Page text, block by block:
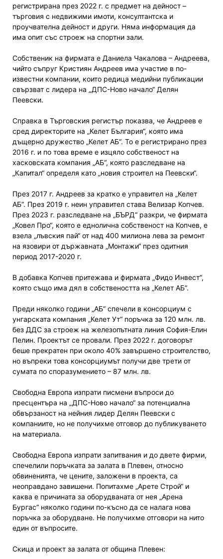
регистрирана през 2022 г. с предмет на дейност –
търговия с недвижими имоти, консултантска и
проучвателна дейност и други. Няма информация да
има опит със строеж на спортни зали.
Собственик на фирмата е Даниела Чакалова – Андреева,
чийто съпруг Кристиян Андреев има участие в по-
известни компании, които редица медийни публикации
свързват с лидера на „ДПС-Ново начало“ Делян
Пеевски.
Справка в Търговския регистър показва, че Андреев е
сред директорите на „Келет България“, която има
дъщерно дружество „Келет АБ“. То е регистрирано през
2016 г. и по това време е изцяло собственост на
хасковската компания „АБ“, която разследване на
„Капитал“ определя като „новия строител на Пеевски“.
През 2017 г. Андреев за кратко е управител на „Келет
АБ“. През 2019 г. неин управител става Велизар Копчев.
През 2023 г. разследване на „БЪРД“ разкри, че фирмата
„Ковел Про“, която е еднолична собственост на Копчев, е
взела „лъвския пай“ от над 400 милиона лева за ремонт
на язовири от държавната „Монтажи“ през одитния
период 2017-2020 г.
В добавка Копчев притежава и фирмата „Фидо Инвест“,
която също има дял в собствеността на „Келет АБ“.
Преди няколко години „АБ“ спечели в консорциум с
унгарската компания „Келет Ут“ поръчка за 120 млн. лв.
без ДДС за строеж на железопътната линия София-Елин
Пелин. Проектът се провали. През 2022 г. договорът
беше прекратен при около 40% завършено строителство,
но въпреки това консорциумът получи две трети от
сумата по споразумението – 87 млн. лв.
Свободна Европа изпрати писмени въпроси до
пресцентъра на „ДПС-Ново начало“ за потенциална
обвързаност на нейния лидер Делян Пеевски с
компаниите, но не получихме отговор до публикуването
на материала.
Свободна Европа изпрати запитвания и до двете фирми,
спечелили поръчката за залата в Плевен, относно
обвиненията, че цените, заложени в проекта, са
неоправдано завишени. Попитахме „Арете Строй“ и
каква е причината за оборудваната от нея „Арена
Бургас“ няколко години по-късно да се налага нова
поръчка за оборудване. Не получихме отговори на нито
един от въпросите.
Скица и проект за залата от община Плевен: